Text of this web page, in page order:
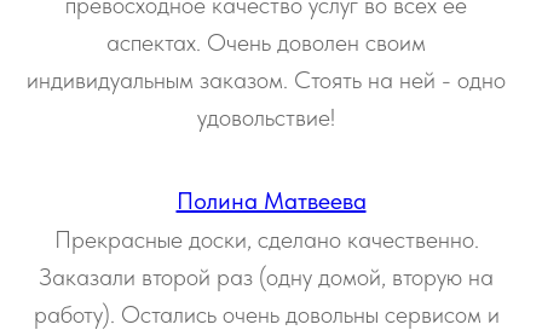
аспектах. Очень доволен своим
индивидуальным заказом. Стоять на ней - одно
удовольствие!
Полина Матвеева
Прекрасные доски, сделано качественно.
Заказали второй раз (одну домой, вторую на
работу). Остались очень довольны сервисом и